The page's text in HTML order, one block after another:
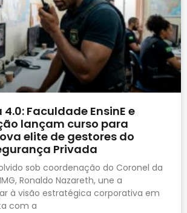
Faculdade EnsinE e
lançam curso para
elite de gestores do
Privada
sob coordenação do Coronel da
Ronaldo Nazareth, une a
à visão estratégica corporativa em
com a